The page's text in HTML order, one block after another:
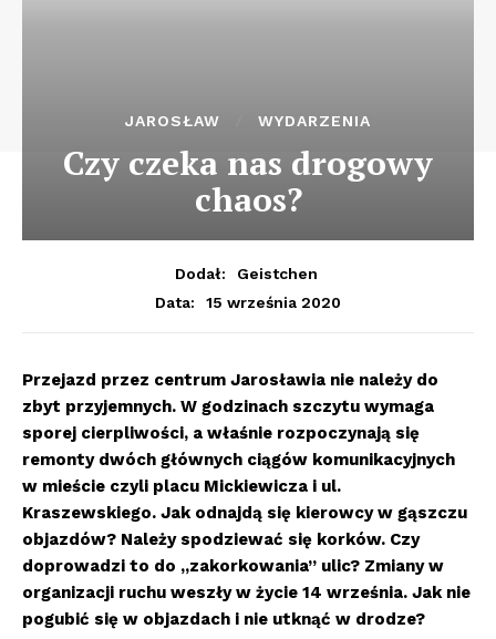
JAROSŁAW WYDARZENIA
Czy czeka nas drogowy
chaos?
Dodał:
Geistchen
Data:
15 września 2020
Przejazd przez centrum Jarosławia nie należy do
zbyt przyjemnych. W godzinach szczytu wymaga
sporej cierpliwości, a właśnie rozpoczynają się
remonty dwóch głównych ciągów komunikacyjnych
w mieście czyli placu Mickiewicza i ul.
Kraszewskiego. Jak odnajdą się kierowcy w gąszczu
objazdów? Należy spodziewać się korków. Czy
doprowadzi to do „zakorkowania” ulic? Zmiany w
organizacji ruchu weszły w życie 14 września. Jak nie
pogubić się w objazdach i nie utknąć w drodze?